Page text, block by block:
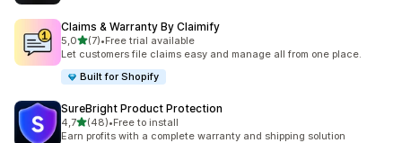
Claims & Warranty By Claimify
5,0de 5 estrelas
(7)
7 total de avaliações
•Free trial available
Let customers file claims easy and manage all from one place.
Built for Shopify
SureBright Product Protection
4,7de 5 estrelas
(48)
48 total de avaliações
•Free to install
Earn profits with a complete warranty and shipping solution